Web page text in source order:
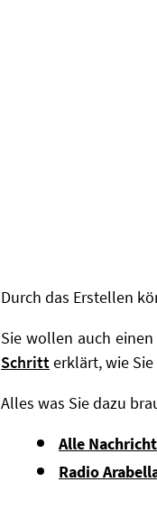
Durch das Erstellen
Sie wollen auch
Schritterklärt, wie
Alles was Sie dazu
Alle
Radio